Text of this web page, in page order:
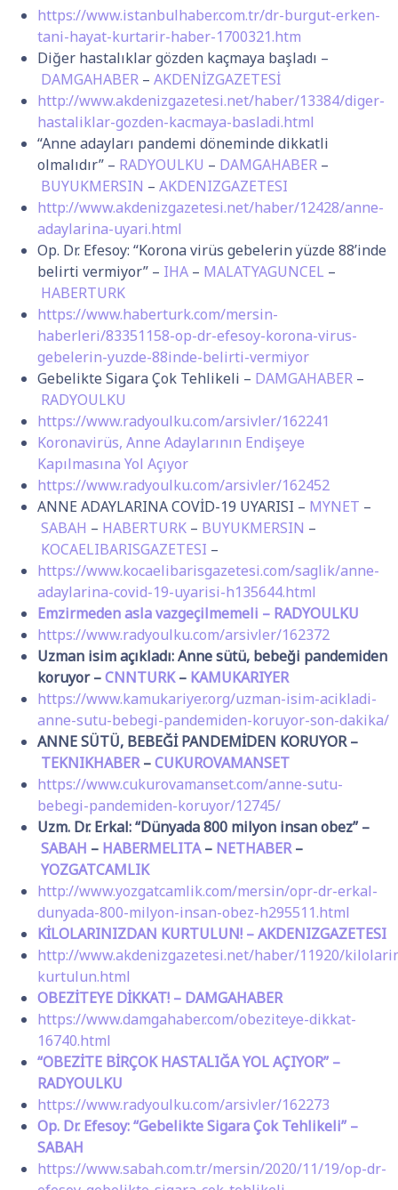
https://www.istanbulhaber.com.tr/dr-burgut-erken-
tani-hayat-kurtarir-haber-1700321.htm
Diğer hastalıklar gözden kaçmaya başladı –
DAMGAHABER – AKDENİZGAZETESİ
http://www.akdenizgazetesi.net/haber/13384/diger-
hastaliklar-gozden-kacmaya-basladi.html
“Anne adayları pandemi döneminde dikkatli
olmalıdır” – RADYOULKU – DAMGAHABER –
BUYUKMERSIN – AKDENIZGAZETESI
http://www.akdenizgazetesi.net/haber/12428/anne-
adaylarina-uyari.html
Op. Dr. Efesoy: “Korona virüs gebelerin yüzde 88’inde
belirti vermiyor” – IHA – MALATYAGUNCEL –
HABERTURK
https://www.haberturk.com/mersin-
haberleri/83351158-op-dr-efesoy-korona-virus-
gebelerin-yuzde-88inde-belirti-vermiyor
Gebelikte Sigara Çok Tehlikeli – DAMGAHABER –
RADYOULKU
https://www.radyoulku.com/arsivler/162241
Koronavirüs, Anne Adaylarının Endişeye
Kapılmasına Yol Açıyor
https://www.radyoulku.com/arsivler/162452
ANNE ADAYLARINA COVİD-19 UYARISI – MYNET –
SABAH – HABERTURK – BUYUKMERSIN –
KOCAELIBARISGAZETESI –
https://www.kocaelibarisgazetesi.com/saglik/anne-
adaylarina-covid-19-uyarisi-h135644.html
Emzirmeden asla vazgeçilmemeli – RADYOULKU
https://www.radyoulku.com/arsivler/162372
Uzman isim açıkladı: Anne sütü, bebeği pandemiden
koruyor –CNNTURK– KAMUKARIYER
https://www.kamukariyer.org/uzman-isim-acikladi-
anne-sutu-bebegi-pandemiden-koruyor-son-dakika/
ANNE SÜTÜ, BEBEĞİ PANDEMİDEN KORUYOR –
TEKNIKHABER–CUKUROVAMANSET
https://www.cukurovamanset.com/anne-sutu-
bebegi-pandemiden-koruyor/12745/
Uzm. Dr. Erkal: “Dünyada 800 milyon insan obez” –
SABAH – HABERMELITA– NETHABER–
YOZGATCAMLIK
http://www.yozgatcamlik.com/mersin/opr-dr-erkal-
dunyada-800-milyon-insan-obez-h295511.html
KİLOLARINIZDAN KURTULUN! – AKDENIZGAZETESI
http://www.akdenizgazetesi.net/haber/11920/
kurtulun.html
OBEZİTEYE DİKKAT! – DAMGAHABER
https://www.damgahaber.com/obeziteye-dikkat-
16740.html
“OBEZİTE BİRÇOK HASTALIĞA YOL AÇIYOR” –
RADYOULKU
https://www.radyoulku.com/arsivler/162273
Op. Dr. Efesoy: “Gebelikte Sigara Çok Tehlikeli” –
SABAH
https://www.sabah.com.tr/mersin/2020/11/19/op-dr-